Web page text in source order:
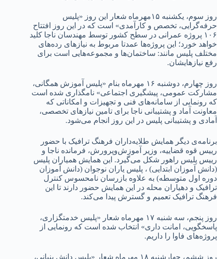
روز سوم، یکشنبه ۱۵مهرماه شعار این روز «پلیس
حرفه‌گرایی، تخصص و کارآمدی» است که در این روز افتتاح
۱۰۶ پروژه عمرانی در سطح کشور توسط مهندسان ناجا کلید
خواهد خورد؛ این پروژه‌ها عمدتا مربوط به نیازهای رده‌های
مختلف پلیس مانند: ساختمان‌ها و مجموعه‌هایی است برای
رفع نیازهایشان.
روز چهارم، دوشنبه ۱۶ مهرماه بنام «پلیس آموزش همگانی،
مشارکت عمومی، پیشگیری اجتماعی» نامگذاری شده است
که رونمایی از سامانه‌های فنی و تجهیزات و امکاناتی که
معاونت آماد و پشتیبانی ناجا برای تامین نیازهای تخصصی،
آمادی و پشتیبانی پلیس در این روز انجام می‌شود.
برنامه‌ی دیگر همایش طلایه‌داران فرهنگ ترافیک با حضور
رییس قوه قضاییه، وزیر آموزش‌وپرورش، فرمانده ناجا و
رییس پلیس راهور شکل می‌گیرد. این همایش همیاران پلیس
(دانش آموزان ابتدایی) ، پلیس یاران نوجوان (دانش آموزان
دوره اول متوسطه) به علاوه بازرسان نامحسوس کنترل
ترافیک و دهیاران محله در این همایش حضور دارند تا این
فرهنگ ترافیک تعمیم و گسترش پیدا می‌کند.
روز پنجم، سه شنبه ۱۷ مهرماه شعار «پلیس خدمتگزاری،
پاسخگویی، امانت داری» انتخاب شده است که رونمایی از
پروژه‌های فاوا را داریم.
روز ششم، چهارشنبه ۱۸ مهرماه شعار «پلیس دانش بنیانی،